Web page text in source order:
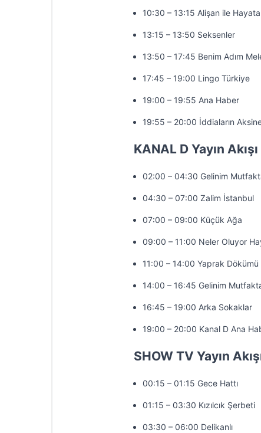
10:30 – 13:15 Alişan ile
13:15 – 13:50 Seksenler
13:50 – 17:45 Benim Adım
17:45 – 19:00 Lingo Türkiye
19:00 – 19:55 Ana Haber
19:55 – 20:00 İddiaların
KANAL D Yayın Akışı
02:00 – 04:30 Gelinim
04:30 – 07:00 Zalim İstanbul
07:00 – 09:00 Küçük Ağa
09:00 – 11:00 Neler Oluyor
11:00 – 14:00 Yaprak Dökümü
14:00 – 16:45 Gelinim
16:45 – 19:00 Arka Sokaklar
19:00 – 20:00 Kanal D Ana
SHOW TV Yayın
00:15 – 01:15 Gece Hattı
01:15 – 03:30 Kızılcık Şerbeti
03:30 – 06:00 Delikanlı